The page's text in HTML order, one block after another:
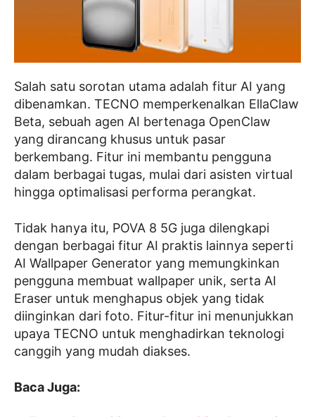
Salah satu sorotan utama adalah fitur AI yang
dibenamkan. TECNO memperkenalkan EllaClaw
Beta, sebuah agen AI bertenaga OpenClaw
yang dirancang khusus untuk pasar
berkembang. Fitur ini membantu pengguna
dalam berbagai tugas, mulai dari asisten virtual
hingga optimalisasi performa perangkat.
Tidak hanya itu, POVA 8 5G juga dilengkapi
dengan berbagai fitur AI praktis lainnya seperti
AI Wallpaper Generator yang memungkinkan
pengguna membuat wallpaper unik, serta AI
Eraser untuk menghapus objek yang tidak
diinginkan dari foto. Fitur-fitur ini menunjukkan
upaya TECNO untuk menghadirkan teknologi
canggih yang mudah diakses.
Baca Juga: